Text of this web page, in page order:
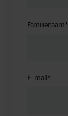
Familienaam*
E-mail*